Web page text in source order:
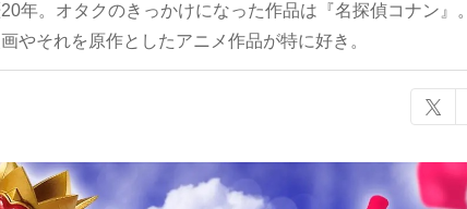
年。オタクのきっかけになった作品は『名探偵コナン』。
やそれを原作としたアニメ作品が特に好き。